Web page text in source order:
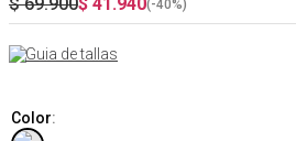
(-40%)
Guia de tallas
Color: